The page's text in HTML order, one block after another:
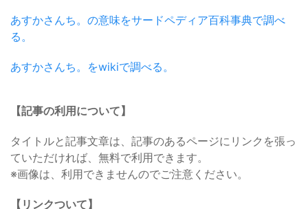
あすかさんち。の意味をサードペディア百科事典で調べ
る。
あすかさんち。をwikiで調べる。
【記事の利用について】
タイトルと記事文章は、記事のあるページにリンクを張っ
ていただければ、無料で利用できます。
※画像は、利用できませんのでご注意ください。
【リンクついて】